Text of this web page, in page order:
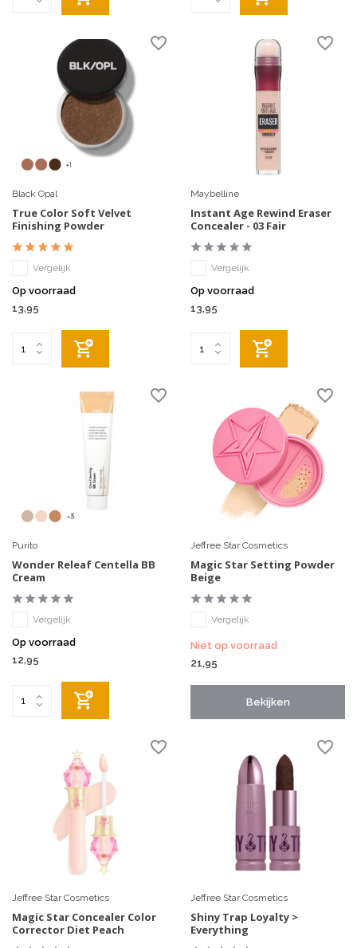
Black Opal
True Color Soft Velvet
Finishing Powder
Vergelijk
Op voorraad
13,95
Maybelline
Instant Age Rewind Eraser
Concealer - 03 Fair
Vergelijk
Op voorraad
13,95
Purito
Wonder Releaf Centella BB
Cream
Vergelijk
Op voorraad
12,95
Jeffree Star Cosmetics
Magic Star Setting Powder
Beige
Vergelijk
Niet op voorraad
21,95
Bekijken
Jeffree Star Cosmetics
Magic Star Concealer Color
Corrector Diet Peach
Jeffree Star Cosmetics
Shiny Trap Loyalty >
Everything